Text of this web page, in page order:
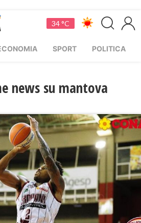
34 °C
SPORT POLITICA
news su mantova